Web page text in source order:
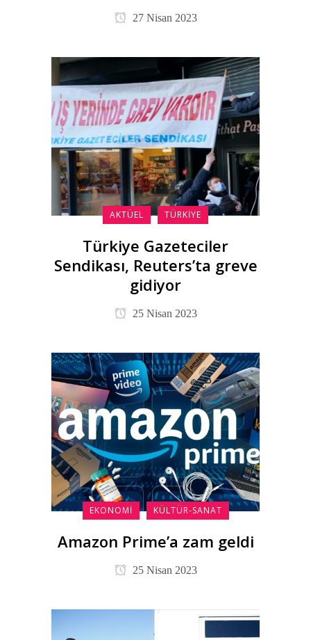
27 Nisan 2023
AKTÜEL TÜRKIYE
Türkiye Gazeteciler
Sendikası, Reuters’ta greve
gidiyor
25 Nisan 2023
EKONOMI KÜLTÜR-SANAT
Amazon Prime’a zam geldi
25 Nisan 2023